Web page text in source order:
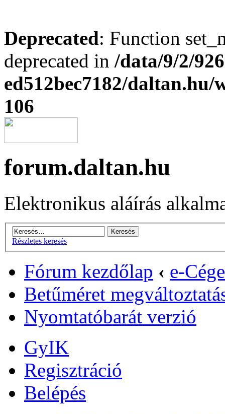
Deprecated: Function
deprecated in /data/9/2/
ed512bec7182/
106
forum.daltan.hu
Elektronikus aláírás
Részletes keresés
Fórum kezdőlap ‹ e-
Betűméret
Nyomtatóbarát verzió
GyIK
Regisztráció
Belépés